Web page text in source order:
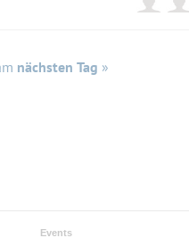
nächsten Tag »
Events